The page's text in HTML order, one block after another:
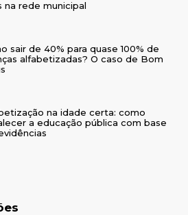
na rede municipal
sair de 40% para quase 100% de
alfabetizadas? O caso de Bom
na idade certa: como
a educação pública com base